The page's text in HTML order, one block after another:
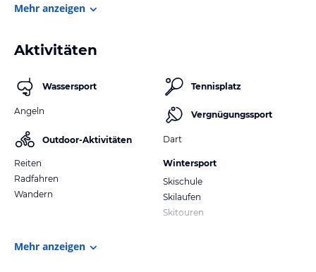
Mehr anzeigen
Aktivitäten
Wassersport
Angeln
Outdoor-Aktivitäten
Reiten
Radfahren
Wandern
Tennisplatz
Vergnügungssport
Dart
Wintersport
Skischule
Skilaufen
Skitouren
Mehr anzeigen